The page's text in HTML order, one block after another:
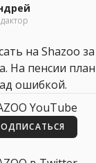
на Shazoo
На пенсии
ошибкой.
YouTube